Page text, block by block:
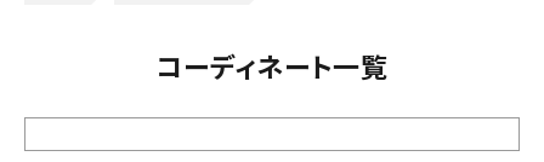
コーディネート一覧